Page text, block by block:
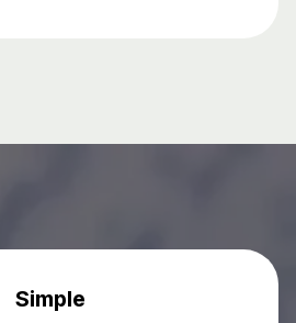
Simple